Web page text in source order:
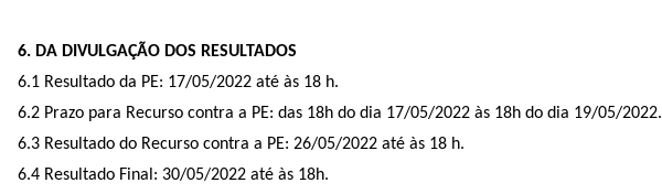
6. DA DIVULGAÇÃO DOS RESULTADOS
6.1 Resultado da PE: 17/05/2022 até às 18 h.
6.2 Prazo para Recurso contra a PE: das 18h do dia 17/05/2022 às 18h do dia 19/05/2022.
6.3 Resultado do Recurso contra a PE: 26/05/2022 até às 18 h.
6.4 Resultado Final: 30/05/2022 até às 18h.